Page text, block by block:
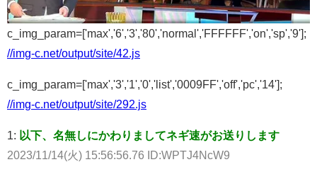
c_img_param=['max','6','3','80','normal','FFFFFF','on','sp','9'];
//img-c.net/output/site/42.js
c_img_param=['max','3','1','0','list','0009FF','off','pc','14'];
//img-c.net/output/site/292.js
1: 以下、名無しにかわりましてネギ速がお送りします
2023/11/14(火) 15:56:56.76 ID:WPTJ4NcW9